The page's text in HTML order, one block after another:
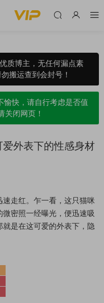
质博主，无任何漏点素
搬运查到会封号！
愉快，请自行考虑是否值
关闭网页！
外表下的性感身材
走红。乍一看，这只猫咪
密照一经曝光，便迅速吸
是在这可爱的外表下，隐